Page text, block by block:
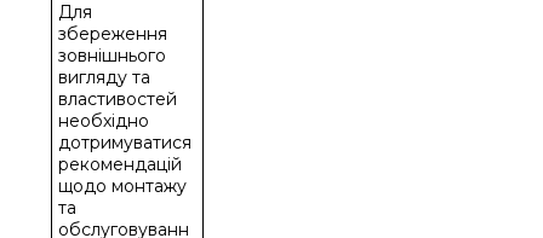
Для
збереження
зовнішнього
вигляду та
властивостей
необхідно
дотримуватися
рекомендацій
щодо монтажу
та
обслуговуванн